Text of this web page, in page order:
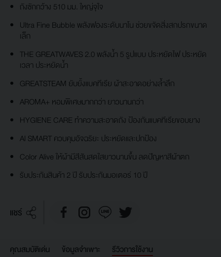
ถังซักกว้าง 510 มม. ใหญ่จุใจ
Ultra Fine Bubble พลังฟองระดับนาโน ช่วยขจัดสิ่งสกปรกขนาด
เล็ก
THE GREATWAVES 2.0 พลังน้ำ 5 รูปแบบ ประหยัดไฟ ประหยัด
เวลา ประหยัดน้ำ
GREATSTEAM ยับยั้งแบคทีเรีย ผ้าสะอาดอย่างล้ำลึก
AROMA+ หอมพิเศษมากกว่า ยาวนานกว่า
HYGIENE CARE ทำความสะอาดถัง ป้องกันแบคทีเรียขอบยาง
AI SMART ควบคุมอัจฉริยะ ประหยัดและปกป้อง
Color Alive ให้ผ้ามีสีสันสดใสยาวนานขึ้น ลดปัญหาสีผ้าตก
รับประกันสินค้า 2 ปี รับประกันมอเตอร์ 10 ปี
แชร์
คุณสมบัติเด่น ข้อมูลจำเพาะ รีวิวการใช้งาน